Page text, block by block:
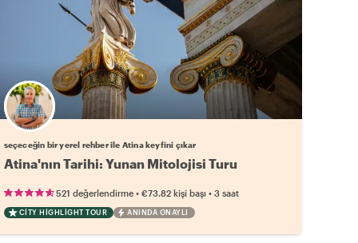
Favori yerel rehberini seç
seçeceğin bir yerel rehber ile Atina keyfini çıkar
Atina'nın Tarihi: Yunan Mitolojisi Turu
521 değerlendirme• €73.82 kişi başı• 3 saat
CITY HIGHLIGHT TOUR ANINDA ONAYLI